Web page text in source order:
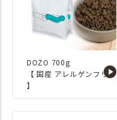
DOZO 700g
【 国産 アレルゲンフリー
】